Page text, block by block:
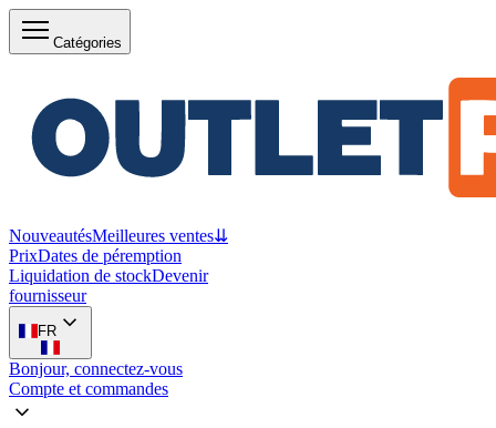
Catégories
NouveautésMeilleures ventes⇊
PrixDates de péremption
Liquidation de stockDevenir
fournisseur
FR
Bonjour, connectez-vous
Compte et commandes